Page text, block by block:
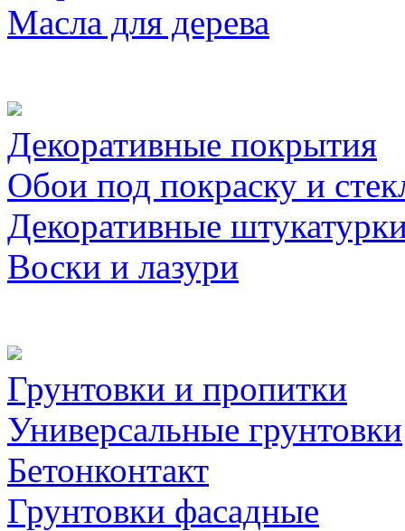
Масла для дерева
Декоративные покрытия
Обои под покраску и
Декоративные
Воски и лазури
Грунтовки и пропитки
Универсальные грунтовки
Бетонконтакт
Грунтовки фасадные